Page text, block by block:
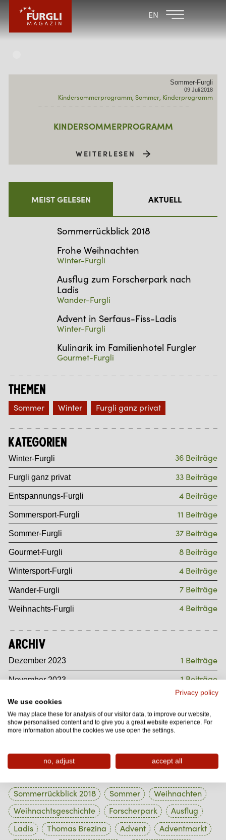
EN
FAMILIENHOTEL
FURGLER
KINDER
SOMMER
Sommer-Furgli
09 Juli 2018
Kindersommerprogramm Sommer Kinderprogramm
KINDERSOMMERPROGRAMM
WEITERLESEN
MEIST GELESEN AKTUELL
Sommerrückblick 2018
Frohe Weihnachten
Winter-Furgli
Ausflug zum Forscherpark nach
Ladis
Wander-Furgli
Advent in Serfaus-Fiss-Ladis
Winter-Furgli
Kulinarik im Familienhotel Furgler
Gourmet-Furgli
Themen
Sommer Winter Furgli ganz privat
Kategorien
Winter-Furgli 36 Beiträge
Furgli ganz privat 33 Beiträge
Entspannungs-Furgli 4 Beiträge
Sommersport-Furgli 11 Beiträge
Sommer-Furgli 37 Beiträge
Gourmet-Furgli 8 Beiträge
Wintersport-Furgli 4 Beiträge
Wander-Furgli 7 Beiträge
Weihnachts-Furgli 4 Beiträge
Archiv
Dezember 2023 1 Beiträge
November 2023 1 Beiträge
Oktober 2023 1 Beiträge
September 2023 1 Beiträge
August 2023
Tag Cloud
Sommerrückblick 2018 Sommer
Weihnachten
Weihnachtsgeschichte
Forscherpark
Ausflug
Ladis
Thomas Brezina Advent
Adventmarkt
Privacy policy
We use cookies
We may place these for analysis of our visitor data, to improve our website,
show personalised content and to give you a great website experience. For
more information about the cookies we use open the settings.
no, adjust accept all